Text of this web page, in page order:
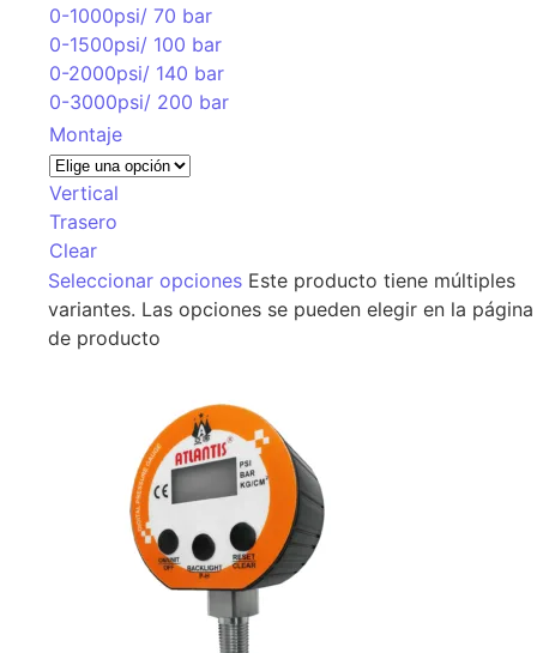
0-1000psi/ 70 bar
0-1500psi/ 100 bar
0-2000psi/ 140 bar
0-3000psi/ 200 bar
Montaje
Vertical
Trasero
Clear
Seleccionar opciones Este producto tiene múltiples
variantes. Las opciones se pueden elegir en la página
de producto